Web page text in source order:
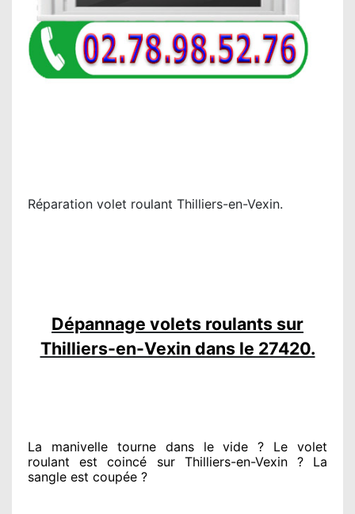
Réparation volet roulant Thilliers-en-Vexin.
Dépannage volets roulants sur
Thilliers-en-Vexin dans le 27420.
La manivelle tourne dans le vide ? Le volet
roulant est coincé sur Thilliers-en-Vexin ? La
sangle est coupée ?